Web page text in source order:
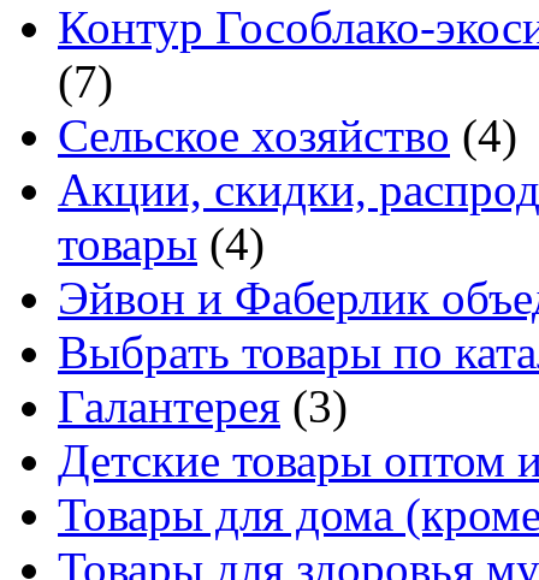
Контур Гособлако-
(7)
Сельское хозяйство (4)
Акции, скидки,
товары (4)
Эйвон и Фаберлик
Выбрать товары по
Галантерея (3)
Детские товары оптом
Товары для дома
Товары для здоровья